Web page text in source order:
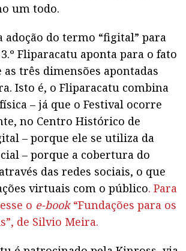
um todo.
adoção do termo “figital” para
Fliparacatu aponta para o fato
as três dimensões apontadas
Isto é, o Fliparacatu combina
– já que o Festival ocorre
no Centro Histórico de
– porque ele se utiliza da
– porque a cobertura do
das redes sociais, o que
virtuais com o público. Para
o e-book“Fundações para os
de Silvio Meira.